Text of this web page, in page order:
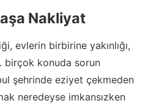
Nakliyat
evlerin birbirine yakınlığı,
birçok konuda sorun
şehrinde eziyet çekmeden
neredeyse imkansızken